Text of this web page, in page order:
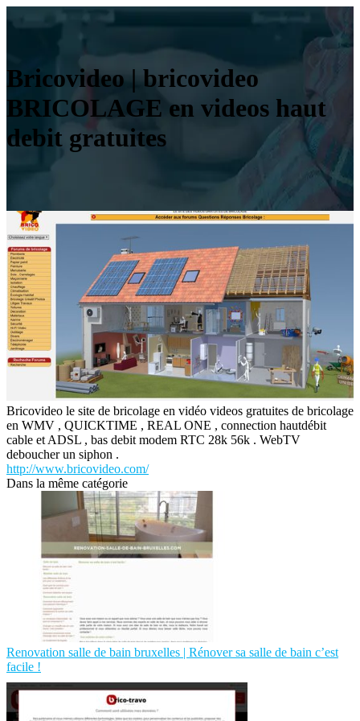
Bricovideo | bricovideo
BRICOLAGE en videos haut
debit gratuites
Bricovideo le site de bricolage en vidéo videos gratuites de bricolage
en WMV , QUICKTIME , REAL ONE , connection hautdébit
cable et ADSL , bas debit modem RTC 28k 56k . WebTV
deboucher un siphon .
http://www.bricovideo.com/
Dans la même catégorie
Renovation salle de bain bruxelles | Rénover sa salle de bain c’est
facile !